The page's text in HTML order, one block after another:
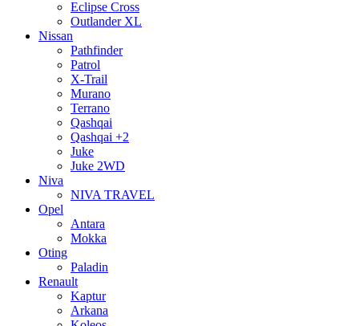
Eclipse Cross
Outlander XL
Nissan
Pathfinder
Patrol
X-Trail
Murano
Terrano
Qashqai
Qashqai +2
Juke
Juke 2WD
Niva
NIVA TRAVEL
Opel
Antara
Mokka
Oting
Paladin
Renault
Kaptur
Arkana